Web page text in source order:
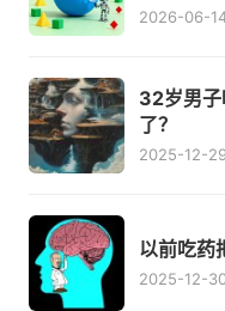
2026-06-
32岁男子
了？
2025-12-
以前吃药
2025-12-